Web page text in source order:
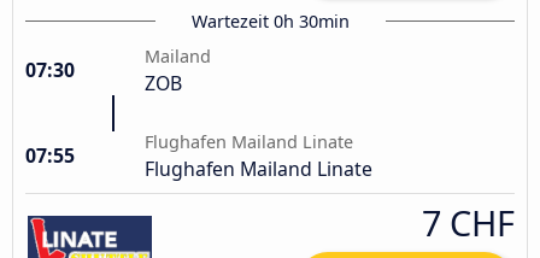
Wartezeit 0h 30min
07:30
Mailand
ZOB
07:55
Flughafen Mailand Linate
Flughafen Mailand Linate
7 CHF